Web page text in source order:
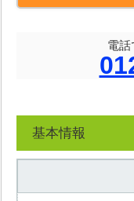
電話
基本情報